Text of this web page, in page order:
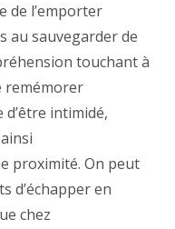
de l’emporter
au sauvegarder de
touchant à
remémorer
intimidé,
proximité. On peut
d’échapper en
chez